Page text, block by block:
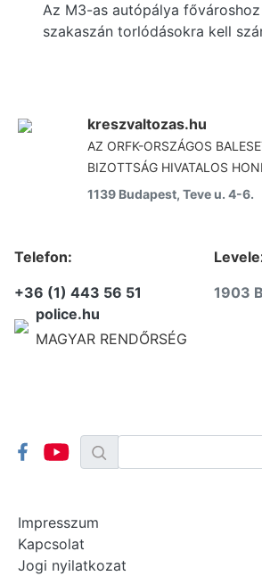
Az M3-as autópálya
szakaszán torlódásokra kell
kreszvaltozas.hu
AZ ORFK-ORSZÁGOS
BIZOTTSÁG HIVATALOS
1139 Budapest, Teve u. 4-6.
Telefon:
+36 (1) 443 56 51
1903
police.hu
MAGYAR RENDŐRSÉG
Impresszum
Kapcsolat
Jogi nyilatkozat